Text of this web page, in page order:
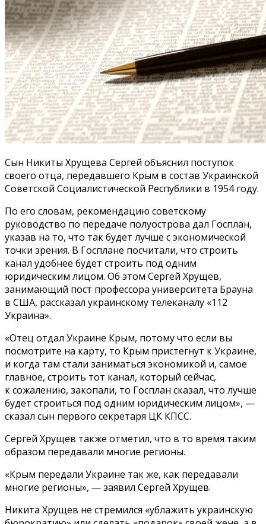
Сын Никиты Хрущева Сергей объяснил поступок
своего отца, передавшего Крым в состав Украинской
Советской Социалистической Республики в 1954 году.
По его словам, рекомендацию советскому
руководство по передаче полуострова дал Госплан,
указав на то, что так будет лучше сэкономической
точки зрения. В Госплане посчитали, что строить
канал удобнее будет строить под одним
юридическим лицом. Об этом Сергей Хрущев,
занимающий пост профессора университета Брауна
в США, рассказал украинскому телеканалу «112
Украина».
«Отец отдал Украине Крым, потому что если вы
посмотрите на карту, то Крым пристегнут к Украине,
и когда там стали заниматься экономикой и, самое
главное, строить тот канал, который сейчас,
к сожалению, закопали, то Госплан сказал, что лучше
будет строиться под одним юридическим лицом», —
сказал сын первого секретаря ЦК КПСС.
Сергей Хрущев также отметил, что в то время таким
образом передавали многие регионы.
«Крым передали Украине так же, как передавали
многие регионы», — заявил Сергей Хрущев.
Никита Хрущев не стремился «ублажить украинскую